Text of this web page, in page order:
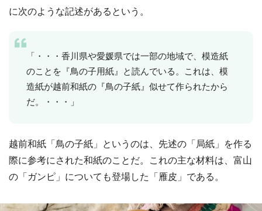
に次のような記述があるという。
「・・・香川県や愛媛県では一部の地域で、模造紙
のことを『鳥の子用紙』と読んでいる。これは、模
造紙が越前和紙の『鳥の子紙』似せて作られたから
だ。・・・」
越前和紙「鳥の子紙」というのは、先述の「局紙」を作る
際に参考にされた和紙のことだ。これの主な材料は、富山
の「ガンピ」についても登場した「雁皮」である。